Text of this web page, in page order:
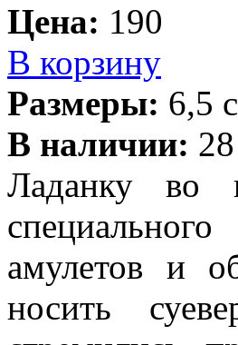
Цена: 190
В корзину
Размеры: 6,5
В наличии:
Ладанку во
амулетов и
носить